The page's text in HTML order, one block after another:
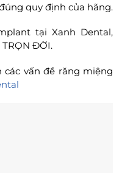
quy định của hãng.
tại Xanh Dental,
ĐỜI.
vấn đề răng miệng